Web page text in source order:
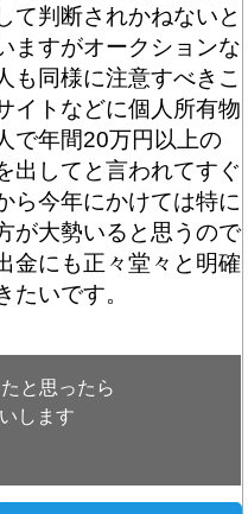
て判断されかねないと
ますがオークションな
も同様に注意すべきこ
イトなどに個人所有物
で年間20万円以上の
出してと言われてすぐ
ら今年にかけては特に
が大勢いると思うので
金にも正々堂々と明確
たいです。
と思ったら
します